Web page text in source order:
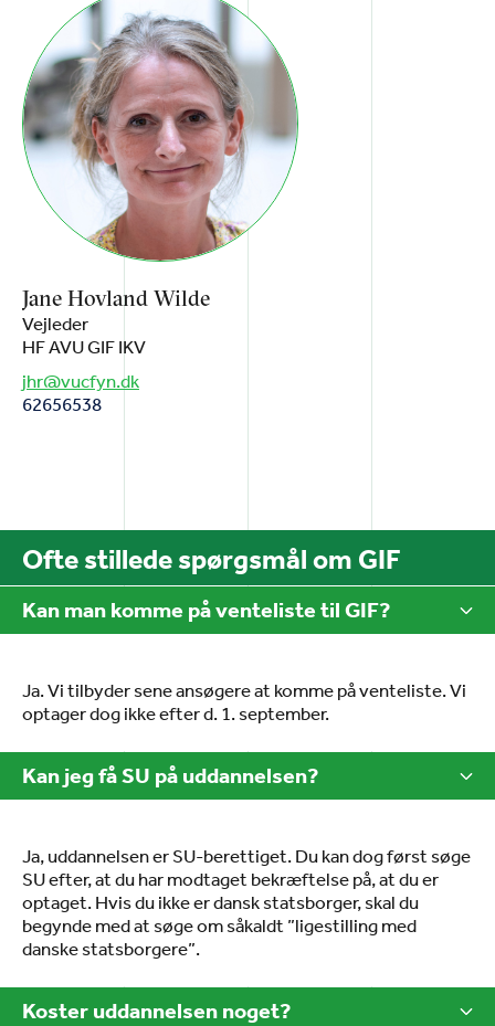
Jane Hovland Wilde
Vejleder
HF AVU GIF IKV
jhr@vucfyn.dk
62656538
Ofte stillede spørgsmål om GIF
Kan man komme på venteliste til GIF?
Ja. Vi tilbyder sene ansøgere at komme på venteliste. Vi
optager dog ikke efter d. 1. september.
Kan jeg få SU på uddannelsen?
Ja, uddannelsen er SU-berettiget. Du kan dog først søge
SU efter, at du har modtaget bekræftelse på, at du er
optaget. Hvis du ikke er dansk statsborger, skal du
begynde med at søge om såkaldt ”ligestilling med
danske statsborgere”.
Koster uddannelsen noget?